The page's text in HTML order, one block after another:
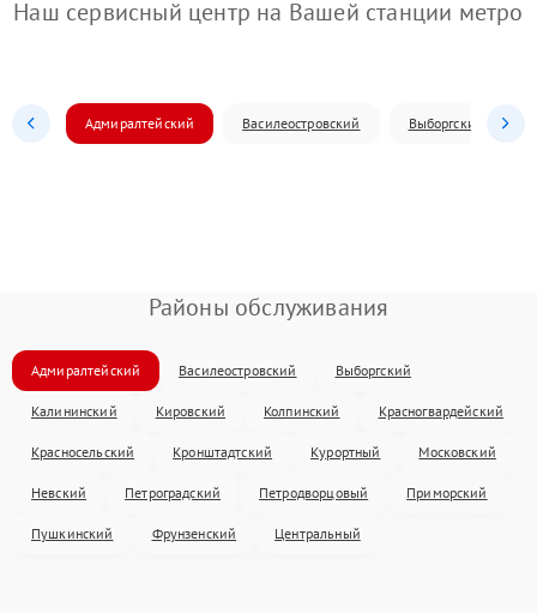
Наш сервисный центр на Вашей станции метро
Адмиралтейский Василеостровский Выборгский
Районы обслуживания
Адмиралтейский Василеостровский Выборгский
Калининский Кировский Колпинский Красногвардейский
Красносельский Кронштадтский Курортный Московский
Невский Петроградский Петродворцовый Приморский
Пушкинский Фрунзенский Центральный